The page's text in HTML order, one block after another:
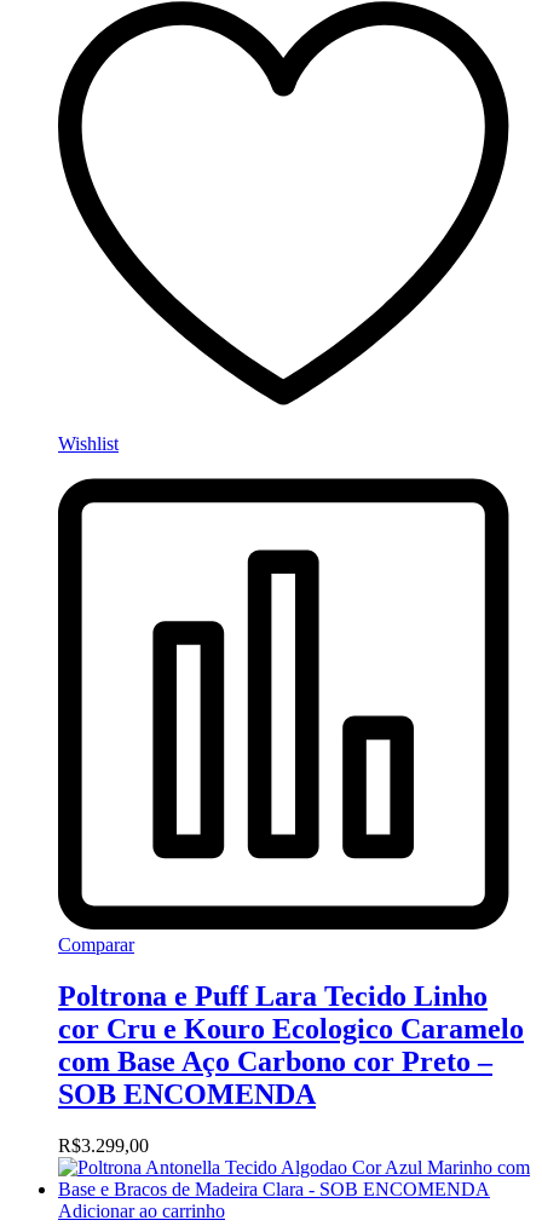
Wishlist
Comparar
Poltrona e Puff Lara Tecido Linho
cor Cru e Kouro Ecologico Caramelo
com Base Aço Carbono cor Preto –
SOB ENCOMENDA
R$3.299,00
Adicionar ao carrinho